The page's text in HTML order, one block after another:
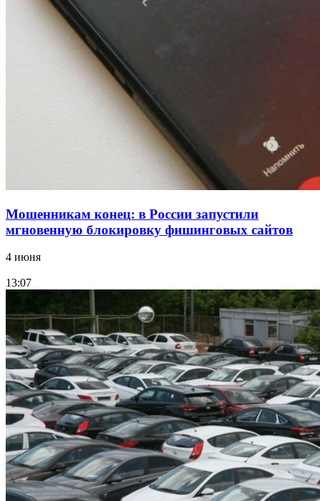
парке прошёл фестиваль „Арбузный переполох“
Волгоградские компании нарастили экспорт:
заключены контракты на 3,6 млн долларов
Мошенникам конец: в России запустили
мгновенную блокировку фишинговых сайтов
4 июня
13:07